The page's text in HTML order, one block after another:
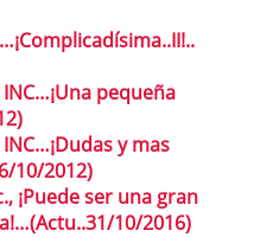
INC…¡Una pequeña
INC…¡Dudas y mas
10/2012)
¡Puede ser una gran
10/2016)